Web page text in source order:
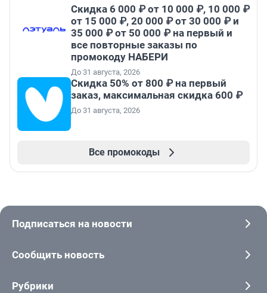
Скидка 6 000 ₽ от 10 000 ₽, 10 000 ₽
от 15 000 ₽, 20 000 ₽ от 30 000 ₽ и
35 000 ₽ от 50 000 ₽ на первый и
все повторные заказы по
промокоду НАБЕРИ
До 31 августа, 2026
Скидка 50% от 800 ₽ на первый
заказ, максимальная скидка 600 ₽
До 31 августа, 2026
Все промокоды
Подписаться на новости
Сообщить новость
Рубрики